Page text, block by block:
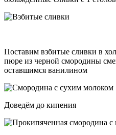
Поставим взбитые сливки в
пюре из черной смородины
оставшимся ванилином
Доведём до кипения